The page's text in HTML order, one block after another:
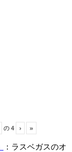
の4 › »
：ラスベガスのオ